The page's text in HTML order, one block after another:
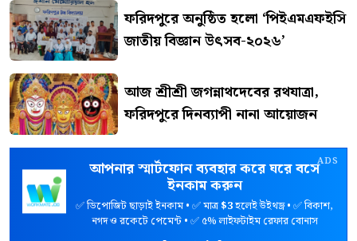
ফরিদপুরে অনুষ্ঠিত হলো ‘পিইএমএফইসি
জাতীয় বিজ্ঞান উৎসব-২০২৬’
আজ শ্রীশ্রী জগন্নাথদেবের রথযাত্রা,
ফরিদপুরে দিনব্যাপী নানা আয়োজন
ADS
আপনার স্মার্টফোন ব্যবহার করে ঘরে বসে
ইনকাম করুন
✅ ডিপোজিট ছাড়াই ইনকাম • ✅ মাত্র$3হলেই উইথড্র • ✅ বিকাশ,
নগদ ও রকেটে পেমেন্ট • ✅ ৫% লাইফটাইম রেফার বোনাস